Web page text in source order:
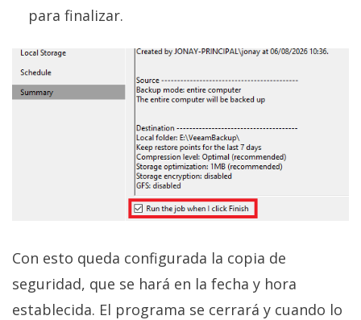
para finalizar.
Con esto queda configurada la copia de
seguridad, que se hará en la fecha y hora
establecida. El programa se cerrará y cuando lo